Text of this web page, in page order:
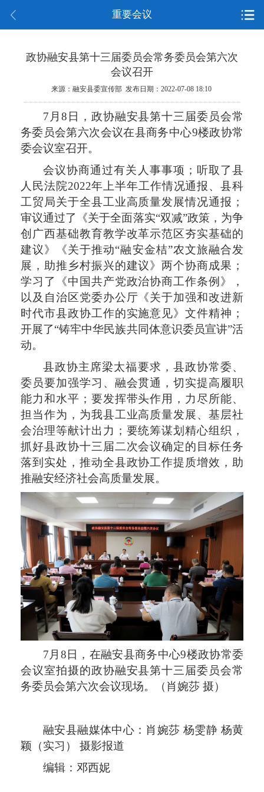
重要会议
政协融安县第十三届委员会常务委员会第六次
会议召开
来源：融安县委宣传部 发布日期：2022-07-08 18:10
7月8日，政协融安县第十三届委员会常
务委员会第六次会议在县商务中心9楼政协常
委会议室召开。
会议协商通过有关人事事项；听取了县
人民法院2022年上半年工作情况通报、县科
工贸局关于全县工业高质量发展情况通报；
审议通过了《关于全面落实“双减”政策，为争
创广西基础教育教学改革示范区夯实基础的
建议》《关于推动“融安金桔”农文旅融合发
展，助推乡村振兴的建议》两个协商成果；
学习了《中国共产党政治协商工作条例》，
以及自治区党委办公厅《关于加强和改进新
时代市县政协工作的实施意见》文件精神；
开展了“铸牢中华民族共同体意识委员宣讲”活
动。
县政协主席梁太福要求，县政协常委、
委员要加强学习、融会贯通，切实提高履职
能力和水平；要发挥带头作用，力尽所能、
担当作为，为我县工业高质量发展、基层社
会治理等献计出力；要统筹谋划精心组织，
抓好县政协十三届二次会议确定的目标任务
落到实处，推动全县政协工作提质增效，助
推融安经济社会高质量发展。
7月8日，在融安县商务中心9楼政协常委
会议室拍摄的政协融安县第十三届委员会常
务委员会第六次会议现场。（肖婉莎 摄）
融安县融媒体中心：肖婉莎 杨雯静 杨黄
颖（实习） 摄影报道
编辑：邓西妮